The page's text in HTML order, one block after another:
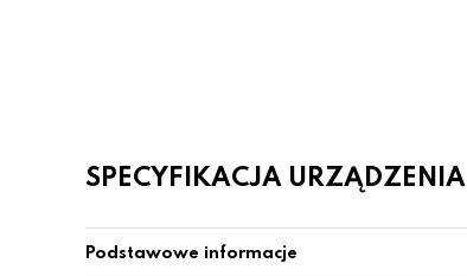
SPECYFIKACJA URZĄDZENIA
Podstawowe informacje